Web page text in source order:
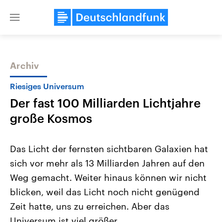
Close
Themen
Landtagswahl Sachsen-Anhalt
2026
Alle Informationen
Sachsen-Anhalt wählt am 6.
September 2026 einen neuen
Landtag. Seit 2021 wird das
Bundesland von einer Koalition aus
USA
Aktuelle Beiträge,
Hintergründe
Wirtschaftlich und
gehören die Vereinigten
den mächtigsten Ländern
Archiv
Riesiges Universum
Der fast 100 Milliarden Lichtjahre
große Kosmos
Das Licht der fernsten sichtbaren Galaxien hat
sich vor mehr als 13 Milliarden Jahren auf den
Weg gemacht. Weiter hinaus können wir nicht
blicken, weil das Licht noch nicht genügend
Zeit hatte, uns zu erreichen. Aber das